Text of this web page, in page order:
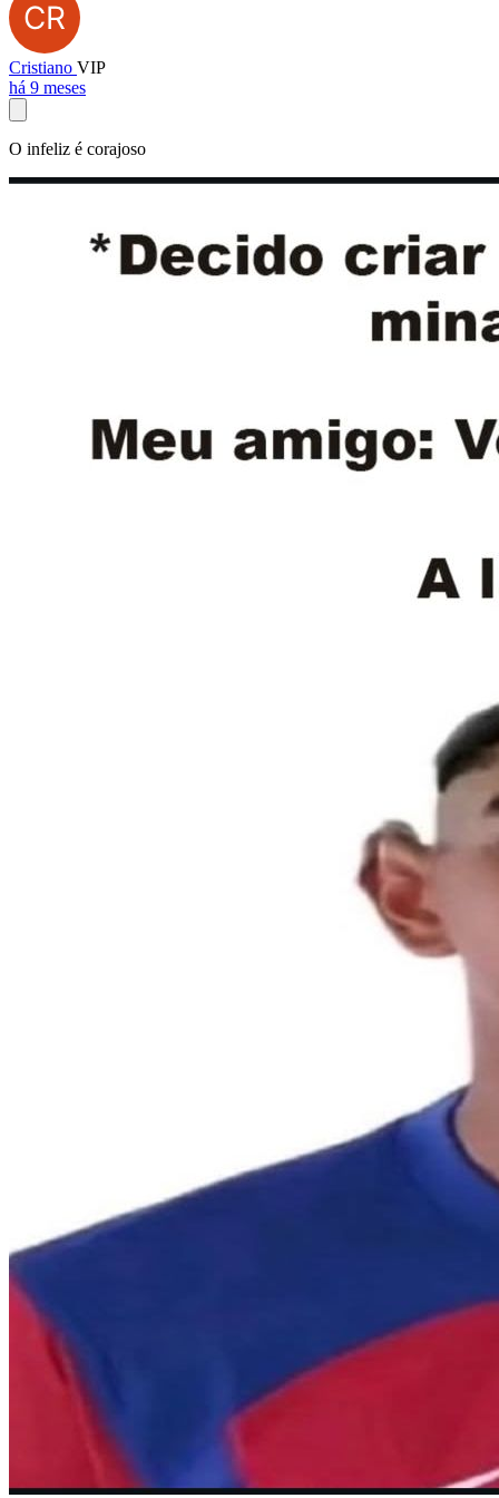
Cristiano VIP
há 9 meses
O infeliz é corajoso